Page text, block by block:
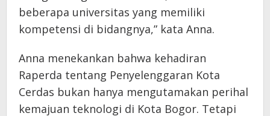
beberapa universitas yang memiliki
kompetensi di bidangnya,” kata Anna.
Anna menekankan bahwa kehadiran
Raperda tentang Penyelenggaran Kota
Cerdas bukan hanya mengutamakan perihal
kemajuan teknologi di Kota Bogor. Tetapi